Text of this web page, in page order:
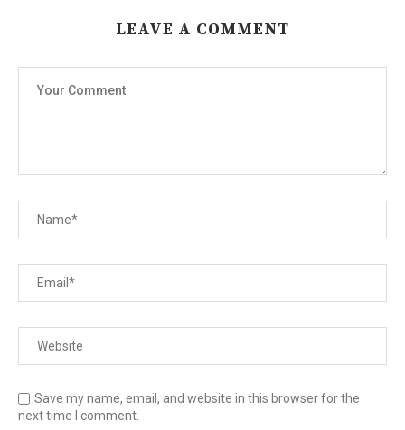
LEAVE A COMMENT
Save my name, email, and website in this browser for the
next time I comment.